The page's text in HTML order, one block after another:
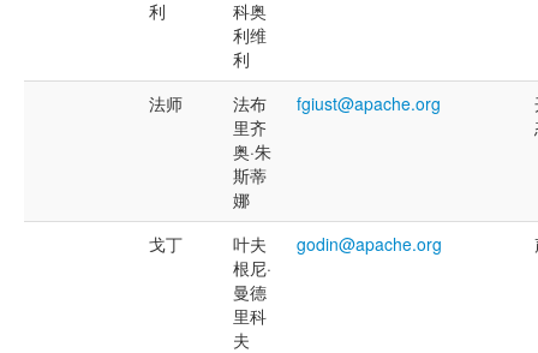
利
科奥
利维
利
法师
法布
里齐
奥·朱
斯蒂
娜
fgiust@apache.org
戈丁
叶夫
根尼·
曼德
里科
夫
godin@apache.org